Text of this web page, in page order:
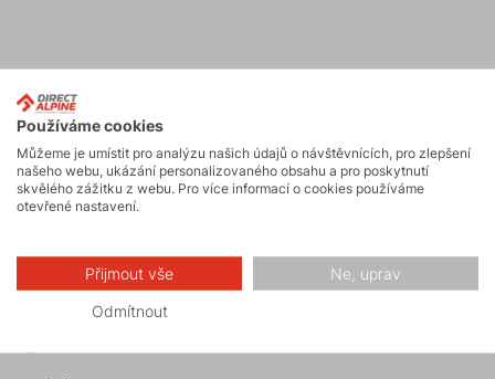
Aktivity
Horské expedice
Používáme cookies
Můžeme je umístit pro analýzu našich údajů o návštěvnících, pro zlepšení
našeho webu, ukázání personalizovaného obsahu a pro poskytnutí
skvělého zážitku z webu. Pro více informací o cookies používáme
otevřené nastavení.
Přijmout vše Ne, uprav
Odmítnout